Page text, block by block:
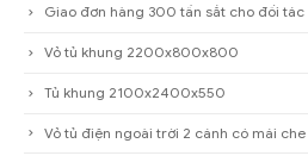
Giao đơn hàng 300 tấn sắt cho đối tác
Vỏ tủ khung 2200x800x800
Tủ khung 2100x2400x550
Vỏ tủ điện ngoài trời 2 cánh có mái